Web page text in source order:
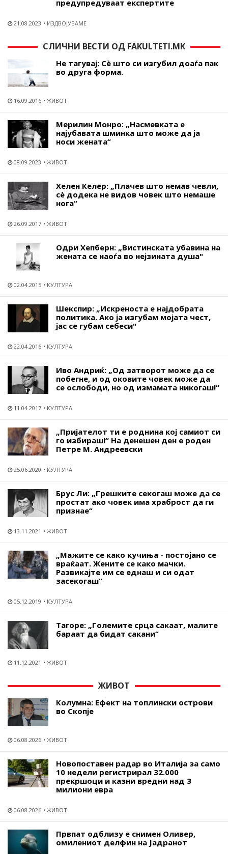
предупредуваат експертите
21.08.2023 ИЗДВОЈУВАМЕ
СЛИЧНИ ВЕСТИ ОД FAKULTETI.MK
Не тагувај: Сѐ што си изгубил доаѓа пак
во друга форма.
16.09.2016 ЖИВОТ
Мерилин Монро: „Насмевката е
најубавата шминка што може да ја
носи жената“
08.09.2023 ЖИВОТ
Хелен Келер: „Плачев што немав чевли,
сѐ додека не видов човек што немаше
нога“
26.09.2017 ЖИВОТ
Одри Хепберн: „Вистинската убавина на
жената се наоѓа во нејзината душа"
02.04.2015 КУЛТУРА
Шекспир: „Искреноста е најдобрата
политика. Ако ја изгубам мојата чест,
јас се губам себеси"
22.04.2016 КУЛТУРА
Иво Андриќ: „Од затворот може да се
побегне, и од оковите човек може да
се ослободи, но од измамата никогаш!“
11.04.2017 КУЛТУРА
„Пријателот ти е роднина кој самиот си
го избираш!“ На денешен ден е роден
Петре М. Андреевски
25.06.2020 КУЛТУРА
Брус Ли: „Грешките секогаш може да се
простат ако човек има храброст да ги
признае“
13.11.2021 ЖИВОТ
„Мажите се како кучиња - постојано се
враќаат. Жените се како мачки.
Развикајте им се еднаш и си одат
засекогаш“
05.12.2019 КУЛТУРА
Тагоре: „Големите срца сакаат, малите
бараат да бидат сакани“
11.12.2021 ЖИВОТ
ЖИВОТ
Колумна: Ефект на топлински острови
во Скопје
06.08.2026 ЖИВОТ
Новопоставен радар во Италија за само
10 недели регистрирал 32.000
прекршоци и казни вредни над 3
милиони евра
06.08.2026 ЖИВОТ
Првпат одблизу е снимен Оливер,
омилениот делфин на Јадранот